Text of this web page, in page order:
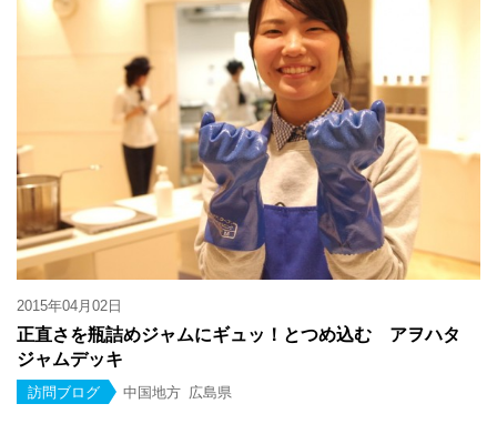
2015年04月02日
正直さを瓶詰めジャムにギュッ！とつめ込む アヲハタ
ジャムデッキ
訪問ブログ 中国地方 広島県